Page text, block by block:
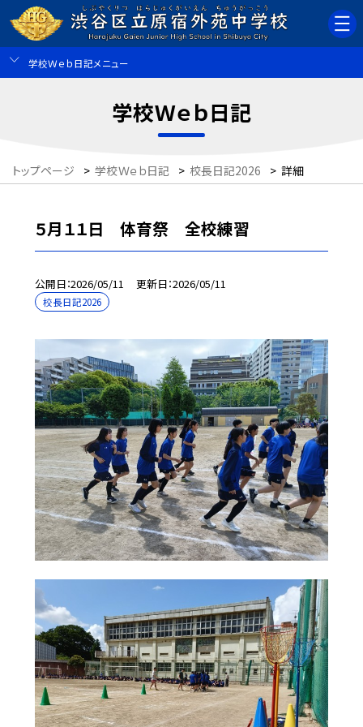
学校Ｗｅｂ日記メニュー
学校Ｗｅｂ日記
トップページ > 学校Ｗｅｂ日記 > 校長日記2026 > 詳細
５月１１日 体育祭 全校練習
公開日 2026/05/11 更新日 2026/05/11
校長日記2026